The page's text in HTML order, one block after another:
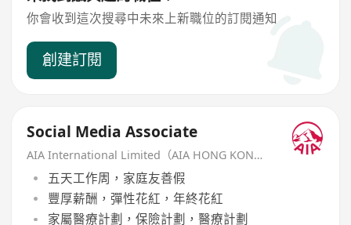
你會收到這次搜尋中未來上新職位的訂閱通知
創建訂閱
Social Media Associate
AIA International Limited（AIA HONG KONG）
五天工作周，家庭友善假
豐厚薪酬，彈性花紅，年終花紅
家屬醫療計劃，保險計劃，醫療計劃